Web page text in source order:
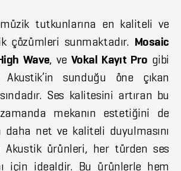
tutkunlarına en kaliteli ve
çözümleri sunmaktadır. Mosaic
Wave, ve Vokal Kayıt Pro gibi
sunduğu öne çıkan
Ses kalitesini artıran bu
mekanın estetiğini de
daha net ve kaliteli duyulmasını
Akustik ürünleri, her türden ses
için idealdir. Bu ürünlerle hem